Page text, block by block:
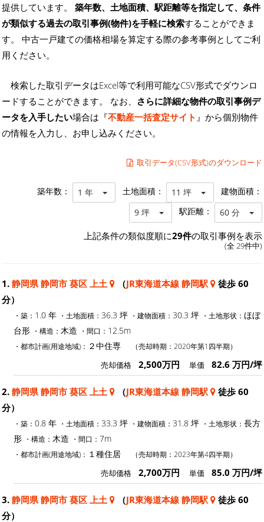
提供しています。 築年数、土地面積、駅距離等を指定して、条件
が類似する過去の取引事例(物件)を手軽に検索することができま
す。 中古一戸建ての価格相場を算定する際の参考事例としてご利
用ください。
検索した取引データはExcel等で利用可能なCSV形式でダウンロ
ードすることができます。 なお、 さらに詳細な物件の取引事例デ
ータを入手したい場合は『不動産一括査定サイト 』から個別物件
の情報を入力し、お申し込みください。
取引データ(CSV形式)のダウンロード
築年数： 1 年 土地面積： 11 坪 建物面積：
9 坪 駅距離： 60 分
上記条件の類似度順に29件の取引事例を表示
(全 29件中)
1. 静岡県 静岡市 葵区 上土 （JR東海道本線 静岡駅
徒歩 60
分）
・築： 1.0 年 ・土地面積： 36.3 坪 ・建物面積： 30.3 坪 ・土地形状： ほぼ
台形 ・構造： 木造 ・間口： 12.5m
・都市計画(用途地域)： ２中住専 （売却時期：2020年第1四半期）
売却価格 2,500万円 単価 82.6 万円/坪
2. 静岡県 静岡市 葵区 上土 （JR東海道本線 静岡駅
徒歩 60
分）
・築： 0.8 年 ・土地面積： 33.3 坪 ・建物面積： 31.8 坪 ・土地形状： 長方
形 ・構造： 木造 ・間口： 7m
・都市計画(用途地域)： １種住居 （売却時期：2023年第4四半期）
売却価格 2,700万円 単価 85.0 万円/坪
3. 静岡県 静岡市 葵区 上土 （JR東海道本線 静岡駅
徒歩 60
分）